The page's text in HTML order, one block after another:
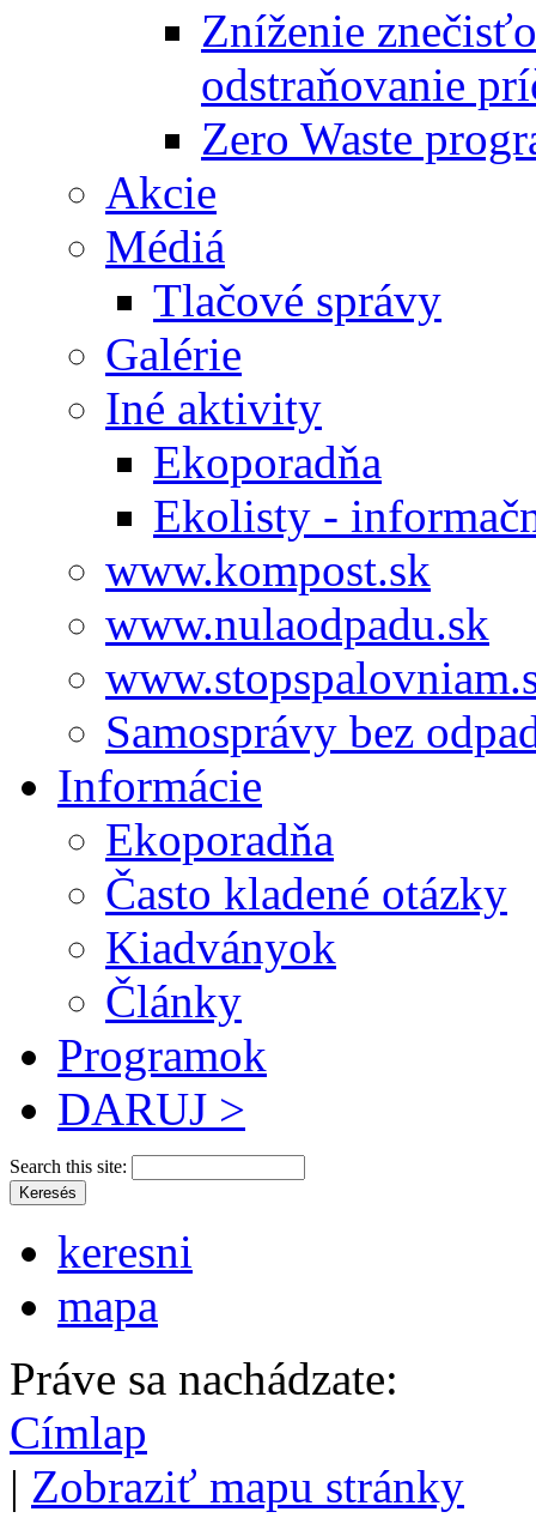
Zníženie
odstraňovanie
Zero Waste
Akcie
Médiá
Tlačové správy
Galérie
Iné aktivity
Ekoporadňa
Ekolisty -
www.kompost.sk
www.nulaodpadu.sk
Samosprávy bez
Informácie
Ekoporadňa
Často kladené otázky
Kiadványok
Články
Programok
DARUJ >
Search this site:
keresni
mapa
Práve sa nachádzate:
Címlap
| Zobraziť mapu stránky